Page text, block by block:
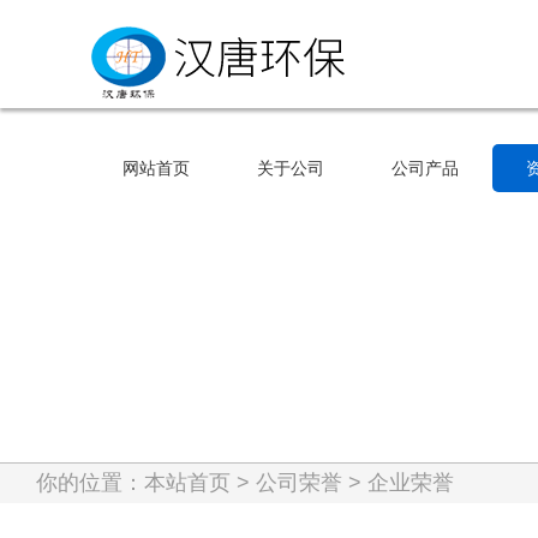
网站首页 关于公司 公司产品
你的位置： 本站首页 > 公司荣誉 > 企业荣誉